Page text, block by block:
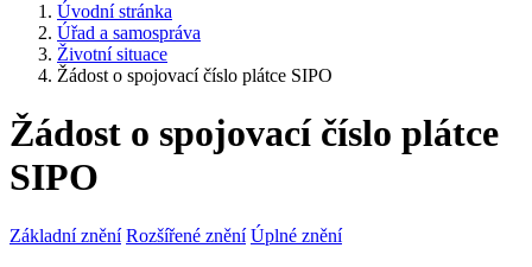
Úvodní stránka
Úřad a samospráva
Životní situace
Žádost o spojovací číslo plátce SIPO
Žádost o spojovací číslo plátce
SIPO
Základní znění Rozšířené znění Úplné znění